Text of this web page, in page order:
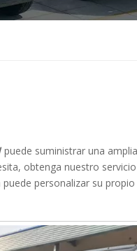
puede suministrar una
obtenga nuestro
personalizar su propio